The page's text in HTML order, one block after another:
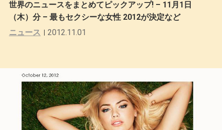
世界のニュースをまとめてピックアップ! – 11月1日
（木）分 – 最もセクシーな女性 2012が決定など
ニュース
2012.11.01